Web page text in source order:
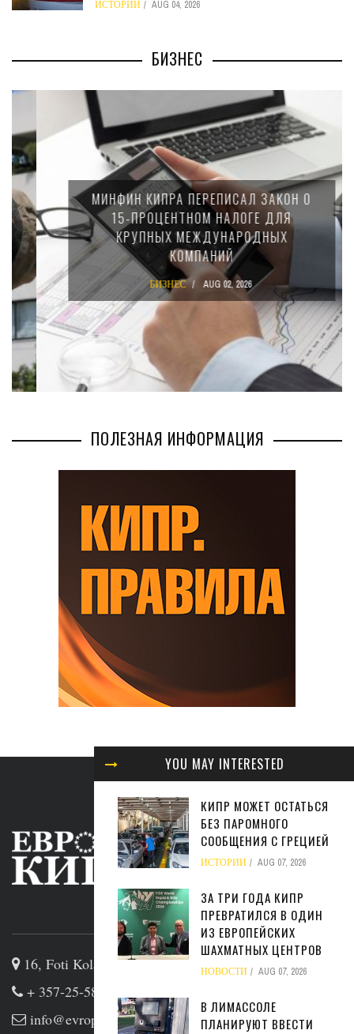
YOU MAY INTERESTED
КИПР МОЖЕТ ОСТАТЬСЯ
БЕЗ ПАРОМНОГО
СООБЩЕНИЯ С ГРЕЦИЕЙ
ИСТОРИИ AUG 07, 2026
ЗА ТРИ ГОДА КИПР
ПРЕВРАТИЛСЯ В ОДИН
ИЗ ЕВРОПЕЙСКИХ
ШАХМАТНЫХ ЦЕНТРОВ
НОВОСТИ AUG 07, 2026
В ЛИМАССОЛЕ
ПЛАНИРУЮТ ВВЕСТИ
ИСТОРИИ AUG 04, 2026
БИЗНЕС
МИНФИН КИПРА ПЕРЕПИСАЛ ЗАКОН О
15-ПРОЦЕНТНОМ НАЛОГЕ ДЛЯ
КРУПНЫХ МЕЖДУНАРОДНЫХ
КОМПАНИЙ
БИЗНЕС AUG 02, 2026
ПОЛЕЗНАЯ ИНФОРМАЦИЯ
ABOUT US
16, Foti Kolakidi str, 3031, Limassol, Cyprus
+ 357-25-581133
info@evropakipr.com